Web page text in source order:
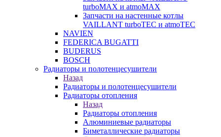
turboMAX и atmoMAX
Запчасти на настенные котлы
VAILLANT turboTEC и atmoTEC
NAVIEN
FEDERICA BUGATTI
BUDERUS
BOSCH
Радиаторы и полотенцесушители
Назад
Радиаторы и полотенцесушители
Радиаторы отопления
Назад
Радиаторы отопления
Алюминиевые радиаторы
Биметаллические радиаторы